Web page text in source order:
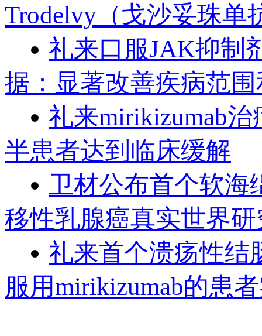
Trodelvy（戈沙妥珠单
礼来口服JAK抑制
据：显著改善疾病范
礼来mirikizumab
半患者达到临床缓解
卫材公布首个软海
移性乳腺癌真实世界
礼来首个溃疡性结
服用mirikizumab的患